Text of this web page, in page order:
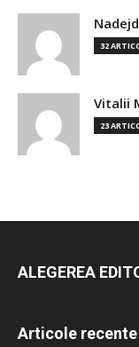
32
Vitalii
23
ALEGEREA
Articole recente